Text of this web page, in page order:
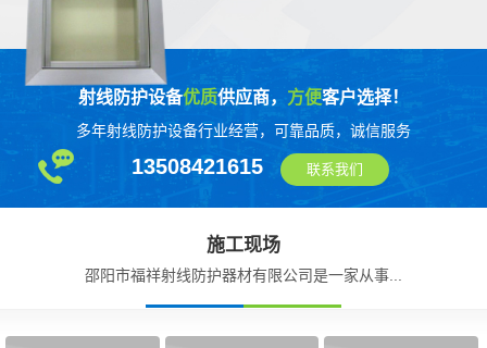
射线防护设备优质供应商， 方便客户选择！
多年射线防护设备行业经营，可靠品质，诚信服务
13508421615 联系我们
施工现场
邵阳市福祥射线防护器材有限公司是一家从事...